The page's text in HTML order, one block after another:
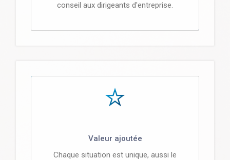
conseil aux dirigeants d'entreprise.
Valeur ajoutée
Chaque situation est unique, aussi le